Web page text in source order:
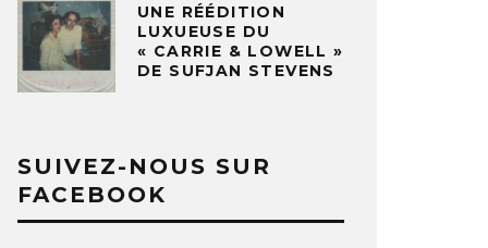
UNE RÉÉDITION
LUXUEUSE DU
« CARRIE & LOWELL »
DE SUFJAN STEVENS
SUIVEZ-NOUS SUR
FACEBOOK